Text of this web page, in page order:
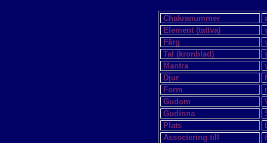
Chakranummer
Element (tattva)
Färg
Tal (kronblad)
Mantra
Djur
Form
Gudom
Gudinna
Plats
Associering till